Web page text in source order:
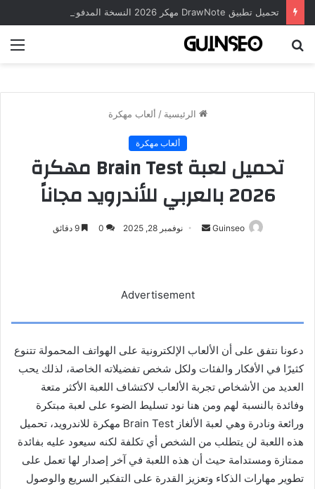
الرئيسية / ألعاب مهكرة
ألعاب مهكرة
تحميل لعبة Brain Test مهكرة
2026 بالعربي للأندرويد مجاناً
Guinseo
أرسلنوفمبر 28, 2025 0 9 دقائق
Advertisement
دعونا نتفق على أن الألعاب الإلكترونية على الهواتف المحمولة تتنوع
كثيرًا في الأفكار والفئات ولكل شخص تفضيلاته الخاصة، لذلك يحب
العديد من الأشخاص تجربة الألعاب لاكتشاف اللعبة الأكثر متعة
وفائدة بالنسبة لهم ومن هنا نود تسليط الضوء على لعبة مبتكرة
ورائعة ونادرة وهي لعبة الألغاز Brain Test مهكرة للاندرويد، تحميل
هذه اللعبة لن يتطلب من الشخص أي تكلفة لكنه سيعود عليه بفائدة
ممتازة ومستدامة حيث أن هذه اللعبة في آخر إصدار لها تعمل على
تطوير مهارات الذكاء وتعزيز القدرة على التفكير السريع والوصول